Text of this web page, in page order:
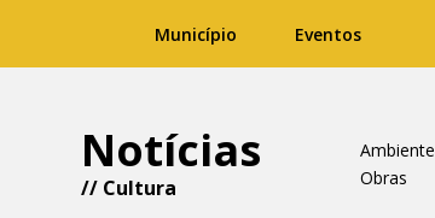
Município Eventos
Notícias
// Cultura
Ambiente
Obras